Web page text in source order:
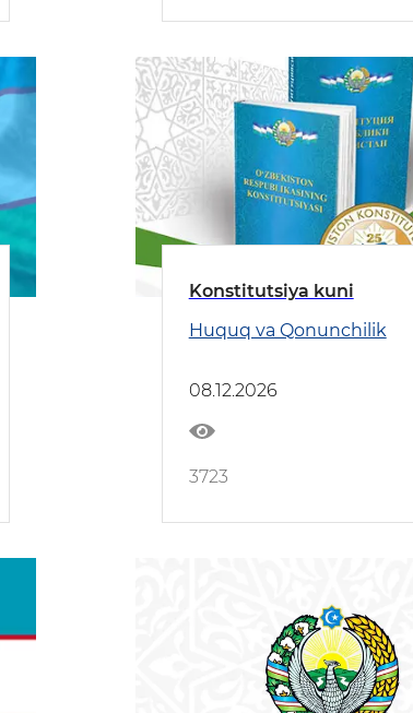
Konstitutsiya kuni
Huquq va Qonunchilik
08.12.2026
3723